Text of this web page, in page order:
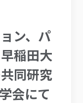
ン、パ
稲田大
同研究
会にて